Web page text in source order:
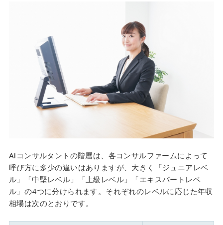
AIコンサルタントの階層は、各コンサルファームによって
呼び方に多少の違いはありますが、大きく「ジュニアレベ
ル」「中堅レベル」「上級レベル」「エキスパートレベ
ル」の4つに分けられます。それぞれのレベルに応じた年収
相場は次のとおりです。